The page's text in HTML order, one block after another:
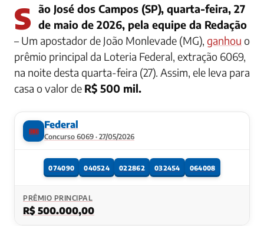
São José dos Campos (SP), quarta-feira, 27 de maio de 2026, pela equipe da Redação
– Um apostador de João Monlevade (MG), ganhou o
prêmio principal da Loteria Federal, extração 6069,
na noite desta quarta-feira (27). Assim, ele leva para
casa o valor de R$ 500 mil.
🎟️ Federal
Concurso 6069 · 27/05/2026
074090 040524 022862 032454 064008
PRÊMIO PRINCIPAL
R$ 500.000,00